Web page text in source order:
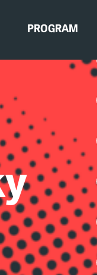
PROGRAM